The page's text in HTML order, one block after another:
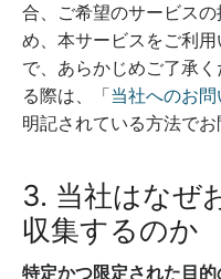
合、ご希望のサービス
め、本サービスをご利
で、あらかじめご了承
る際は、「当社へのお
明記されている方法でお
3. 当社はなぜ
収集するのか
特定かつ限定された目